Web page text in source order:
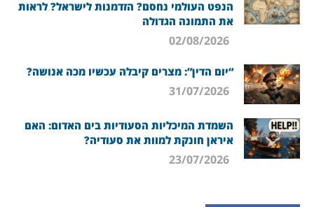
הנפט העולמי נחסם? הזדמנות לישראל? לראות
את התמונה הגדולה
“יום הדין”: מצרים קיבלה עכשיו מכה אנושה?
השמדת המיכליות הסעודיות בים האדום: האם
איראן חונקת למוות את סעודיה?